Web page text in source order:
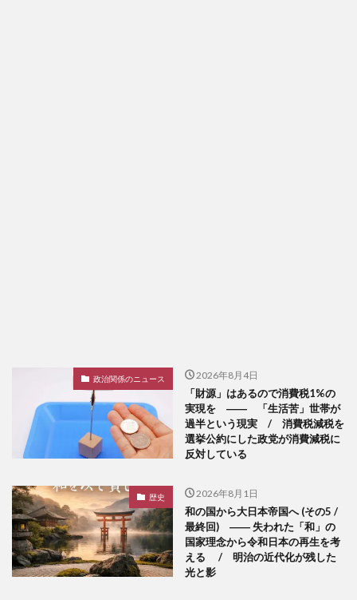
政治関係のニュース 2026年8月4日
「財源」はあるので消費税1%の
実現を ―― 「生活苦」世帯が
過半という現実 / 消費税減税を
選挙公約にした政党が消費減税に
反対している
歴史 2026年8月1日
和の国から大日本帝国へ (その5 /
最終回) ―― 失われた「和」の
国家理念から令和日本の再生を考
える / 明治の近代化が残した
光と影